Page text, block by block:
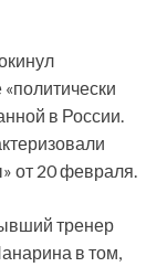
в России.
от 20 февраля.
тренер
в том,